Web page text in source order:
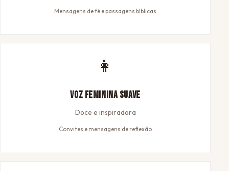
Mensagens de fé e passagens bíblicas
👩
Voz Feminina Suave
Doce e inspiradora
Convites e mensagens de reflexão